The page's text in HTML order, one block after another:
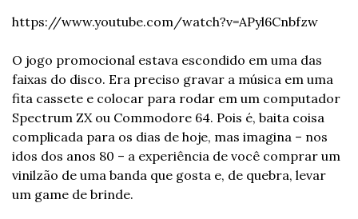
https://www.youtube.com/watch?v=APyl6Cnbfzw
O jogo promocional estava escondido em uma das
faixas do disco. Era preciso gravar a música em uma
fita cassete e colocar para rodar em um computador
Spectrum ZX ou Commodore 64. Pois é, baita coisa
complicada para os dias de hoje, mas imagina – nos
idos dos anos 80 – a experiência de você comprar um
vinilzão de uma banda que gosta e, de quebra, levar
um game de brinde.